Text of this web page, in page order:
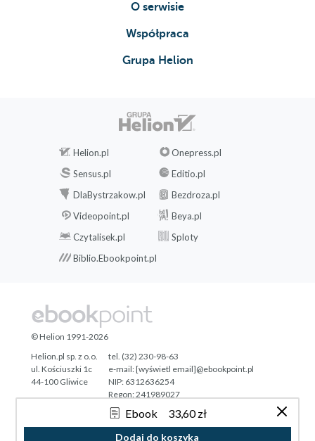
Ebook 33,60 zł
Dodaj do koszyka
O serwisie
Współpraca
Grupa Helion
Helion.pl
Onepress.pl
Sensus.pl
Editio.pl
DlaBystrzakow.pl
Bezdroza.pl
Videopoint.pl
Beya.pl
Czytalisek.pl
Sploty
Biblio.Ebookpoint.pl
Tonik.pl
© Helion 1991-2026
Helion.pl sp. z o.o.
ul. Kościuszki 1c
44-100 Gliwice
tel. (32) 230-98-63
e-mail:[wyświetl email]@ebookpoint.pl
NIP: 6312636254
Regon: 241989027